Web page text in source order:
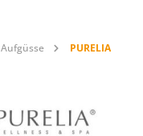
Aufgüsse PURELIA